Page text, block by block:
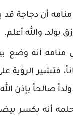
أن دجاجة
بولد، والله أعلم.
منامه أنه وضع
فتشير الرؤية
صالحاً بإذن
أنه يكسر